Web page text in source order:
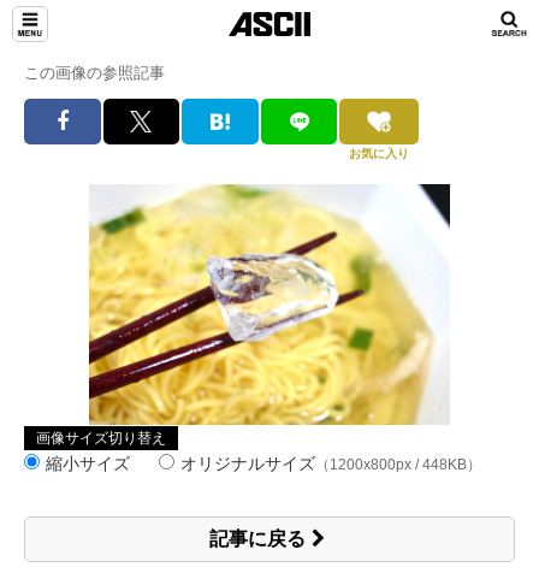
この画像の参照記事
お気に入り
画像サイズ切り替え
縮小サイズ オリジナルサイズ （1200x800px / 448KB）
記事に戻る